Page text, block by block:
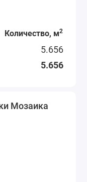
Количество, м2
5.656
5.656
Мозаика